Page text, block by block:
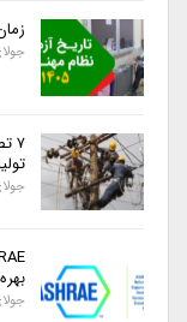
جولای 29,
۷
جولای 28,
جولای 27,